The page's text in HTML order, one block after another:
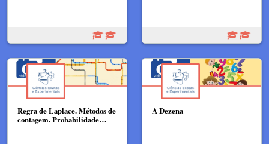
Regra de Laplace. Métodos de
contagem. Probabilidade…
A Dezena